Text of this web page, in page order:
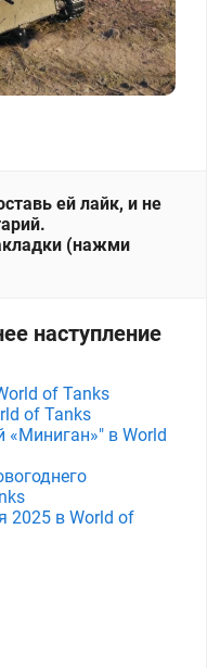
ей лайк, и не
(нажми
наступление
of Tanks
of Tanks
в World
2025 в World of